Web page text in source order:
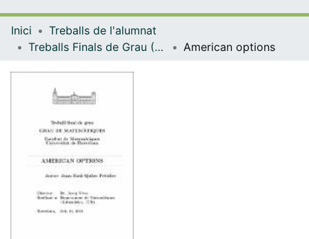
Navega per tot el DD
Inici
Treballs de l'alumnat
Treballs Finals de Grau (TFG) - Matemàtiques
American options